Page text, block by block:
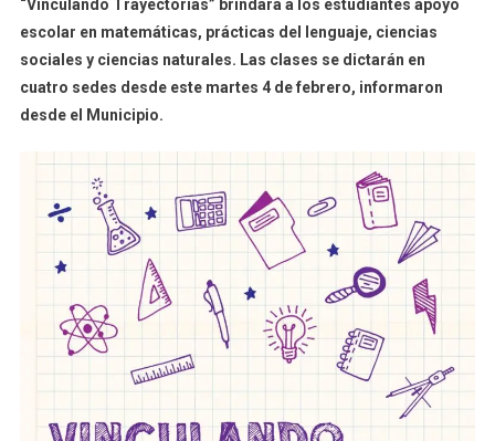
“Vinculando Trayectorias” brindará a los estudiantes apoyo
escolar en matemáticas, prácticas del lenguaje, ciencias
sociales y ciencias naturales. Las clases se dictarán en
cuatro sedes desde este martes 4 de febrero, informaron
desde el Municipio.